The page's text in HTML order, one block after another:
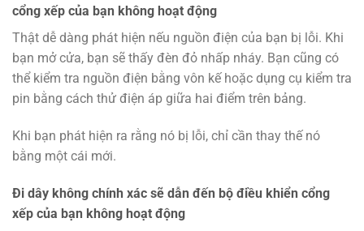
cổng xếp của bạn không hoạt động
Thật dễ dàng phát hiện nếu nguồn điện của bạn bị lỗi. Khi
bạn mở cửa, bạn sẽ thấy đèn đỏ nhấp nháy. Bạn cũng có
thể kiểm tra nguồn điện bằng vôn kế hoặc dụng cụ kiểm tra
pin bằng cách thử điện áp giữa hai điểm trên bảng.
Khi bạn phát hiện ra rằng nó bị lỗi, chỉ cần thay thế nó
bằng một cái mới.
Đi dây không chính xác sẽ dẫn đến bộ điều khiển cổng
xếp của bạn không hoạt động